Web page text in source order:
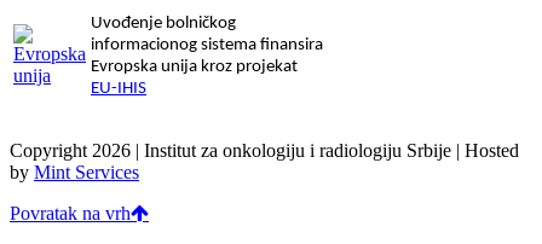
Uvođenje bolničkog
informacionog sistema finansira
Evropska unija kroz projekat
EU-IHIS
Copyright 2026 | Institut za onkologiju i radiologiju Srbije | Hosted
by Mint Services
Povratak na vrh